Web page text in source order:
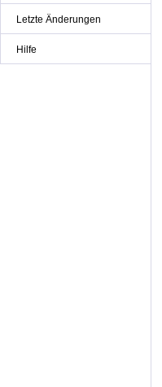
Letzte Änderungen
Hilfe